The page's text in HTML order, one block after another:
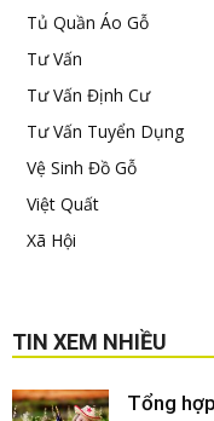
Tủ Quần Áo Gỗ
Tư Vấn
Tư Vấn Định Cư
Tư Vấn Tuyển Dụng
Vệ Sinh Đồ Gỗ
Việt Quất
Xã Hội
TIN XEM NHIỀU
Tổng